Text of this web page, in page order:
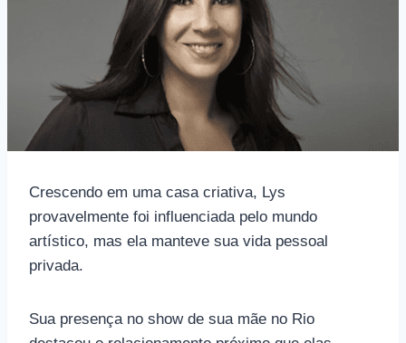
Crescendo em uma casa criativa, Lys
provavelmente foi influenciada pelo mundo
artístico, mas ela manteve sua vida pessoal
privada.
Sua presença no show de sua mãe no Rio